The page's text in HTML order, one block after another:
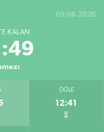
09.08.2026
KALAN
ÖĞLE
12:41